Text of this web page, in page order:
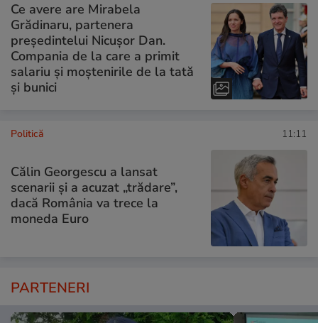
Ce avere are Mirabela
Grădinaru, partenera
președintelui Nicușor Dan.
Compania de la care a primit
salariu și moștenirile de la tată
și bunici
Politică 11:11
Călin Georgescu a lansat
scenarii și a acuzat „trădare”,
dacă România va trece la
moneda Euro
PARTENERI